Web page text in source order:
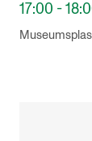
17:00 -